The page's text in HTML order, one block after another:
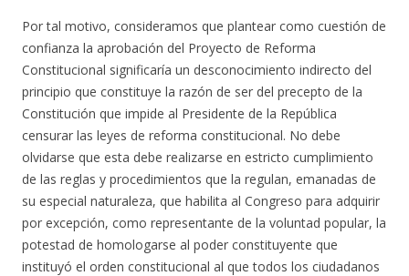
Por tal motivo, consideramos que plantear como cuestión de
confianza la aprobación del Proyecto de Reforma
Constitucional significaría un desconocimiento indirecto del
principio que constituye la razón de ser del precepto de la
Constitución que impide al Presidente de la República
censurar las leyes de reforma constitucional. No debe
olvidarse que esta debe realizarse en estricto cumplimiento
de las reglas y procedimientos que la regulan, emanadas de
su especial naturaleza, que habilita al Congreso para adquirir
por excepción, como representante de la voluntad popular, la
potestad de homologarse al poder constituyente que
instituyó el orden constitucional al que todos los ciudadanos